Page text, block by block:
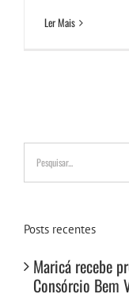
Ler Mais
Buscar
resultados
para:
Posts recentes
Maricá recebe
Consórcio Bem